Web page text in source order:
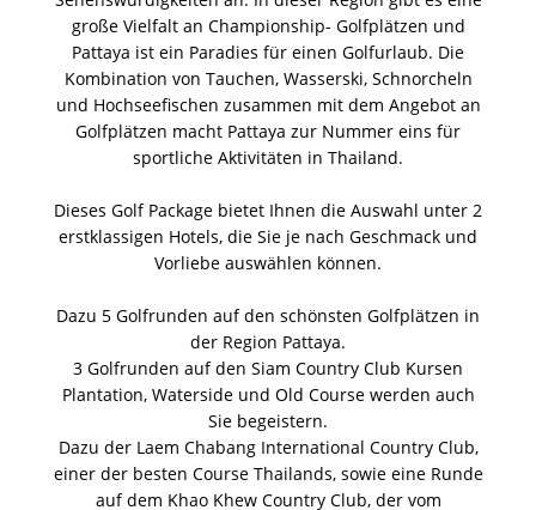
große Vielfalt an Championship- Golfplätzen und
Pattaya ist ein Paradies für einen Golfurlaub. Die
Kombination von Tauchen, Wasserski, Schnorcheln
und Hochseefischen zusammen mit dem Angebot an
Golfplätzen macht Pattaya zur Nummer eins für
sportliche Aktivitäten in Thailand.
Dieses Golf Package bietet Ihnen die Auswahl unter 2
erstklassigen Hotels, die Sie je nach Geschmack und
Vorliebe auswählen können.
Dazu 5 Golfrunden auf den schönsten Golfplätzen in
der Region Pattaya.
3 Golfrunden auf den Siam Country Club Kursen
Plantation, Waterside und Old Course werden auch
Sie begeistern.
Dazu der Laem Chabang International Country Club,
einer der besten Course Thailands, sowie eine Runde
auf dem Khao Khew Country Club, der vom